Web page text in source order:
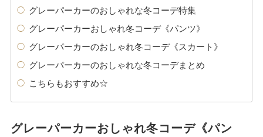
グレーパーカーのおしゃれな冬コーデ特集
グレーパーカーおしゃれ冬コーデ《パンツ》
グレーパーカーのおしゃれ冬コーデ《スカート》
グレーパーカーのおしゃれな冬コーデまとめ
こちらもおすすめ☆
グレーパーカーおしゃれ冬コーデ《パン